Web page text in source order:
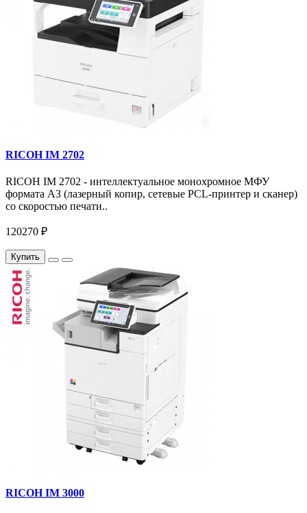
RICOH IM 2702
RICOH IM 2702 - интеллектуальное монохромное МФУ
формата А3 (лазерный копир, сетевые PCL-принтер и сканер)
со скоростью печати..
120270 ₽
Купить
RICOH IM 3000